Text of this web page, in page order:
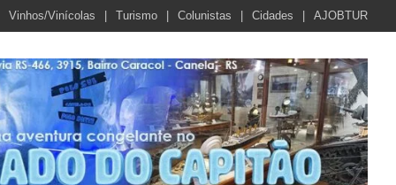
Vinhos/Vinícolas Turismo Colunistas Cidades AJOBTUR